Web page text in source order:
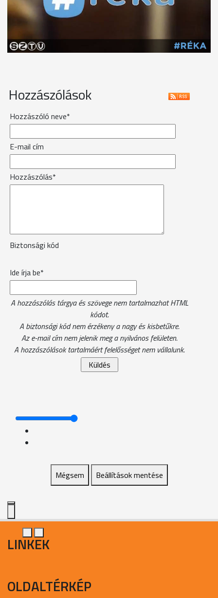
Hozzászólások
Hozzászóló neve*
E-mail cím
Hozzászólás*
Biztonsági kód
Ide írja be*
A hozzászólás tárgya és szövege nem tartalmazhat HTML
kódot.
A biztonsági kód nem érzékeny a nagy és kisbetűkre.
Az e-mail cím nem jelenik meg a nyilvános felületen.
A hozzászólások tartalmáért felelősséget nem vállalunk.
Mégsem Beállítások mentése
LINKEK
OLDALTÉRKÉP